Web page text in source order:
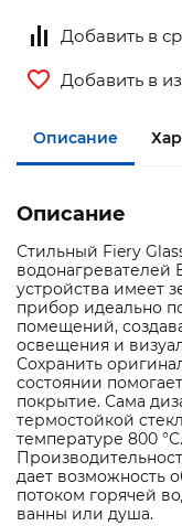
Добавить в
Добавить в
Описание
Описание
Стильный Fiery
водонагревателей
устройства имеет
прибор идеально
помещений,
освещения и
Сохранить
состоянии
покрытие. Сама
термостойкой
температуре 800 °С.
дает возможность
потоком горячей
ванны или душа.